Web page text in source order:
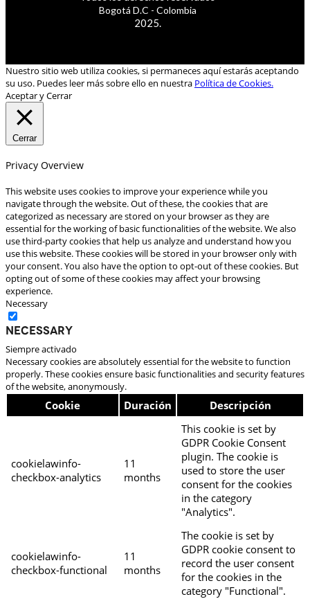
Bogotá D.C - Colombia
2025.
Nuestro sitio web utiliza cookies, si permaneces aquí estarás aceptando
su uso. Puedes leer más sobre ello en nuestra Política de Cookies.
Aceptar y Cerrar
Cerrar
Privacy Overview
This website uses cookies to improve your experience while you
navigate through the website. Out of these, the cookies that are
categorized as necessary are stored on your browser as they are
essential for the working of basic functionalities of the website. We also
use third-party cookies that help us analyze and understand how you
use this website. These cookies will be stored in your browser only with
your consent. You also have the option to opt-out of these cookies. But
opting out of some of these cookies may affect your browsing
experience.
Necessary
Necessary
Siempre activado
Necessary cookies are absolutely essential for the website to function
properly. These cookies ensure basic functionalities and security features
of the website, anonymously.
Cookie Duración Descripción
cookielawinfo-
checkbox-analytics
11
months
This cookie is set by
GDPR Cookie Consent
plugin. The cookie is
used to store the user
consent for the cookies
in the category
"Analytics".
cookielawinfo-
checkbox-functional
11
months
The cookie is set by
GDPR cookie consent to
record the user consent
for the cookies in the
category "Functional".